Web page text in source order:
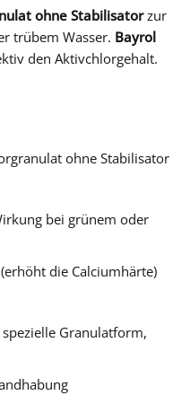
ohne Stabilisatorzur
trübem Wasser. Bayrol
den Aktivchlorgehalt.
ohne Stabilisator
bei grünem oder
die Calciumhärte)
Granulatform,